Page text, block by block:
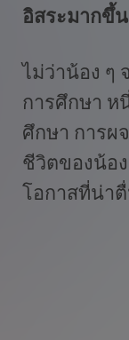
อิสระมากขึ้น
ไม่ว่าน้อง ๆ
การศึกษา ห
ศึกษา การผ
ชีวิตของน้อ
โอกาสที่น่า